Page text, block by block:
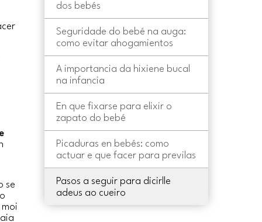
se
dos bebés
Seguridade do bebé na auga:
como evitar ahogamientos
A importancia da hixiene bucal
na infancia
En que fixarse para elixir o
zapato do bebé
Picaduras en bebés: como
actuar e que facer para previlas
Pasos a seguir para dicirlle
adeus ao cueiro